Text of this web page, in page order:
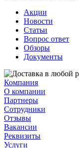
Акции
Новости
Статьи
Вопрос ответ
Обзоры
Документы
Компания
О компании
Партнеры
Сотрудники
Отзывы
Вакансии
Реквизиты
Услуги